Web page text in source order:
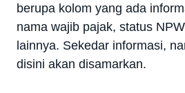
berupa kolom yang ada
nama wajib pajak, status
lainnya. Sekedar informasi,
disini akan disamarkan.